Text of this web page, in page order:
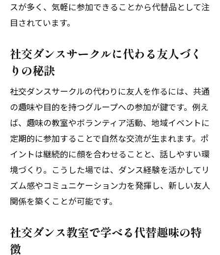
スが多く、気軽に参加できることから代替品として注
目されています。
社交ダンスサークルに代わる友人づく
りの秘訣
社交ダンスサークルの代わりに友人を作るには、共通
の趣味や目的を持つグループへの参加が鍵です。例え
ば、趣味の教室やボランティア活動、地域イベントに
定期的に参加することで自然な交流が生まれます。ポ
イントは継続的に顔を合わせることと、話しやすい環
境づくり。こうした場では、ダンス経験を活かしてリ
ズム感やコミュニケーション力を発揮し、新しい友人
関係を築くことが可能です。
社交ダンス教室で学べる代替趣味の特
徴